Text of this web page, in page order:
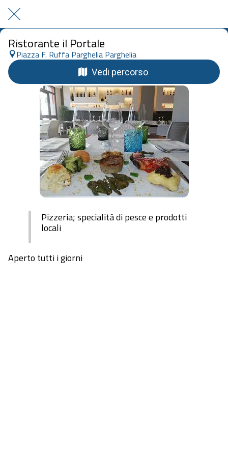
Ristorante il Portale
Piazza F. Ruffa Parghelia Parghelia
Vedi percorso
Pizzeria; specialità di pesce e prodotti
locali
Aperto tutti i giorni